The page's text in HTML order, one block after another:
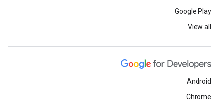
Google Play
View all
Android
Chrome